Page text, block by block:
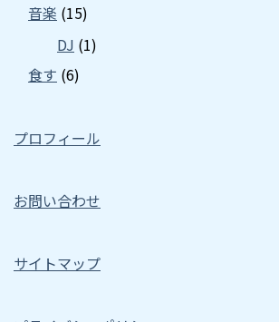
音楽 (15)
DJ (1)
食す (6)
プロフィール
お問い合わせ
サイトマップ